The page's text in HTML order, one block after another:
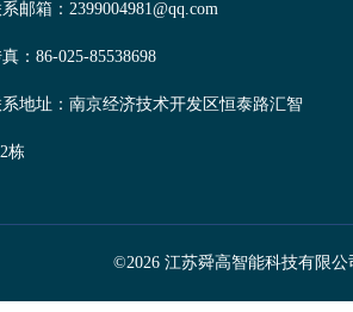
邮箱：2399004981@qq.com
：86-025-85538698
地址：南京经济技术开发区恒泰路汇智
栋
©2026 江苏舜高智能科技有限